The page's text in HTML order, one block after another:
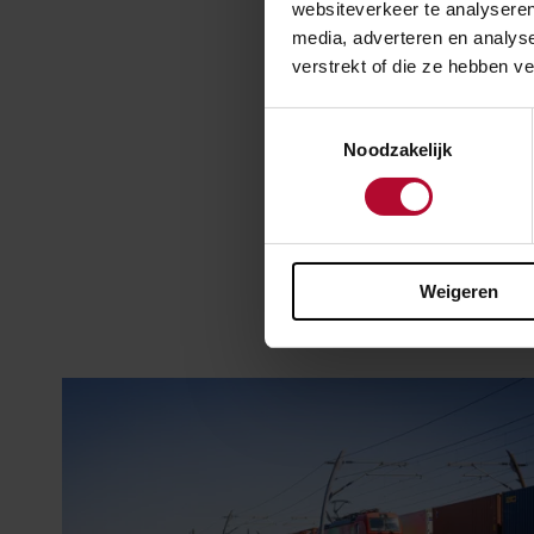
websiteverkeer te
media, adverteren en
verstrekt of die ze hebben
Noodzakelijk
Weigeren
Meer